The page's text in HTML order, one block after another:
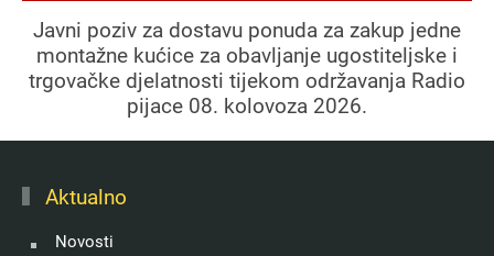
Javni poziv za dostavu ponuda za zakup jedne
montažne kućice za obavljanje ugostiteljske i
trgovačke djelatnosti tijekom održavanja Radio
pijace 08. kolovoza 2026.
Aktualno
Novosti